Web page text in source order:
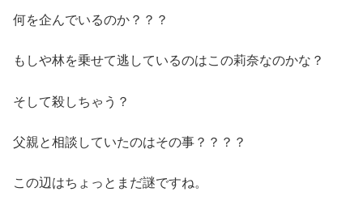
何を企んでいるのか？？？
もしや林を乗せて逃しているのはこの莉奈なのかな？
そして殺しちゃう？
父親と相談していたのはその事？？？？
この辺はちょっとまだ謎ですね。